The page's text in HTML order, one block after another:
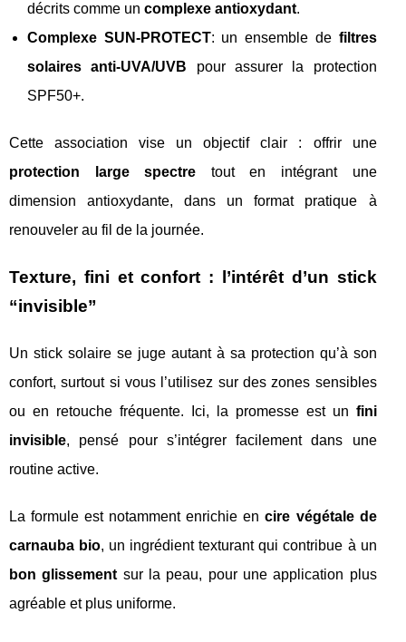
décrits comme un complexe antioxydant.
Complexe SUN-PROTECT: un ensemble de filtres
solaires anti-UVA/UVB pour assurer la protection
SPF50+.
Cette association vise un objectif clair : offrir une
protection large spectre tout en intégrant une
dimension antioxydante, dans un format pratique à
renouveler au fil de la journée.
Texture, fini et confort : l’intérêt d’un stick
“invisible”
Un stick solaire se juge autant à sa protection qu’à son
confort, surtout si vous l’utilisez sur des zones sensibles
ou en retouche fréquente. Ici, la promesse est un fini
invisible, pensé pour s’intégrer facilement dans une
routine active.
La formule est notamment enrichie encire végétale de
carnauba bio, un ingrédient texturant qui contribue à un
bon glissement sur la peau, pour une application plus
agréable et plus uniforme.